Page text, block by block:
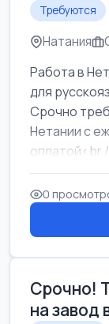
Требуются
Натания
Работа в
для
Срочно
Нетании с
оплатой<br
Свежие
0
Срочно!
на завод